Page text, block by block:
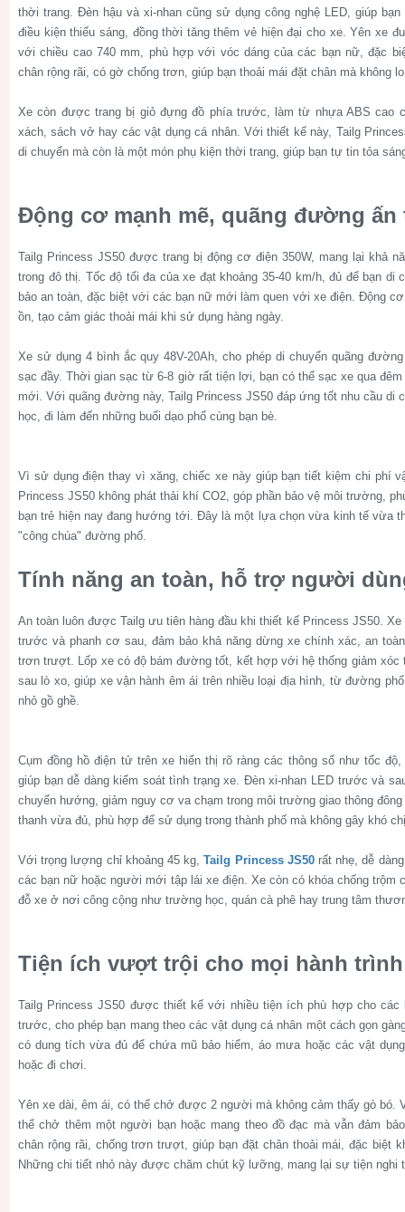
thời trang. Đèn hậu và xi-nhan cũng sử dụng công nghệ LED, giúp
điều kiện thiếu sáng, đồng thời tăng thêm vẻ hiện đại cho xe. Yên xe
với chiều cao 740 mm, phù hợp với vóc dáng của các bạn nữ, đặc
chân rộng rãi, có gờ chống trơn, giúp bạn thoải mái đặt chân mà không
Xe còn được trang bị giỏ đựng đồ phía trước, làm từ nhựa ABS cao
xách, sách vở hay các vật dụng cá nhân. Với thiết kế này, Tailg
di chuyển mà còn là một món phụ kiện thời trang, giúp bạn tự tin tỏa
Động cơ mạnh mẽ, quãng đường
Tailg Princess JS50 được trang bị động cơ điện 350W, mang lại khả
trong đô thị. Tốc độ tối đa của xe đạt khoảng 35-40 km/h, đủ để bạn di
bảo an toàn, đặc biệt với các bạn nữ mới làm quen với xe điện. Động
ồn, tạo cảm giác thoải mái khi sử dụng hàng ngày.
Xe sử dụng 4 bình ắc quy 48V-20Ah, cho phép di chuyển quãng
sạc đầy. Thời gian sạc từ 6-8 giờ rất tiện lợi, bạn có thể sạc xe qua
mới. Với quãng đường này, Tailg Princess JS50 đáp ứng tốt nhu cầu di
học, đi làm đến những buổi dạo phố cùng bạn bè.
Vì sử dụng điện thay vì xăng, chiếc xe này giúp bạn tiết kiệm chi phí
Princess JS50 không phát thải khí CO2, góp phần bảo vệ môi trường,
bạn trẻ hiện nay đang hướng tới. Đây là một lựa chọn vừa kinh tế vừa
"công chúa" đường phố.
Tính năng an toàn, hỗ trợ người
An toàn luôn được Tailg ưu tiên hàng đầu khi thiết kế Princess JS50.
trước và phanh cơ sau, đảm bảo khả năng dừng xe chính xác, an
trơn trượt. Lốp xe có độ bám đường tốt, kết hợp với hệ thống giảm xóc
sau lò xo, giúp xe vận hành êm ái trên nhiều loại địa hình, từ đường
nhỏ gồ ghề.
Cụm đồng hồ điện tử trên xe hiển thị rõ ràng các thông số như tốc
giúp bạn dễ dàng kiểm soát tình trạng xe. Đèn xi-nhan LED trước và
chuyển hướng, giảm nguy cơ va chạm trong môi trường giao thông
thanh vừa đủ, phù hợp để sử dụng trong thành phố mà không gây khó
Với trọng lượng chỉ khoảng 45 kg,Tailg Princess JS50rất nhẹ, dễ
các bạn nữ hoặc người mới tập lái xe điện. Xe còn có khóa chống trộm
đỗ xe ở nơi công cộng như trường học, quán cà phê hay trung tâm
Tiện ích vượt trội cho mọi hành trình
Tailg Princess JS50 được thiết kế với nhiều tiện ích phù hợp cho
trước, cho phép bạn mang theo các vật dụng cá nhân một cách gọn
có dung tích vừa đủ để chứa mũ bảo hiểm, áo mưa hoặc các vật
hoặc đi chơi.
Yên xe dài, êm ái, có thể chở được 2 người mà không cảm thấy gò bó.
thể chở thêm một người bạn hoặc mang theo đồ đạc mà vẫn đảm
chân rộng rãi, chống trơn trượt, giúp bạn đặt chân thoải mái, đặc biệt
Những chi tiết nhỏ này được chăm chút kỹ lưỡng, mang lại sự tiện nghi